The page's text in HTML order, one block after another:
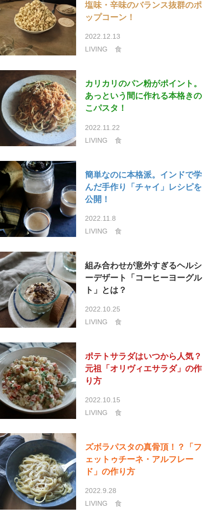
塩味・辛味のバランス抜群のポ
ップコーン！
2022.12.13
LIVING
食
カリカリのパン粉がポイント。
あっという間に作れる本格きの
こパスタ！
2022.11.22
LIVING
食
簡単なのに本格派。インドで学
んだ手作り「チャイ」レシピを
公開！
2022.11.8
LIVING
食
組み合わせが意外すぎるヘルシ
ーデザート「コーヒーヨーグル
ト」とは？
2022.10.25
LIVING
食
ポテトサラダはいつから人気？
元祖「オリヴィエサラダ」の作
り方
2022.10.15
LIVING
食
ズボラパスタの真骨頂！？「フ
ェットゥチーネ・アルフレー
ド」の作り方
2022.9.28
LIVING
食